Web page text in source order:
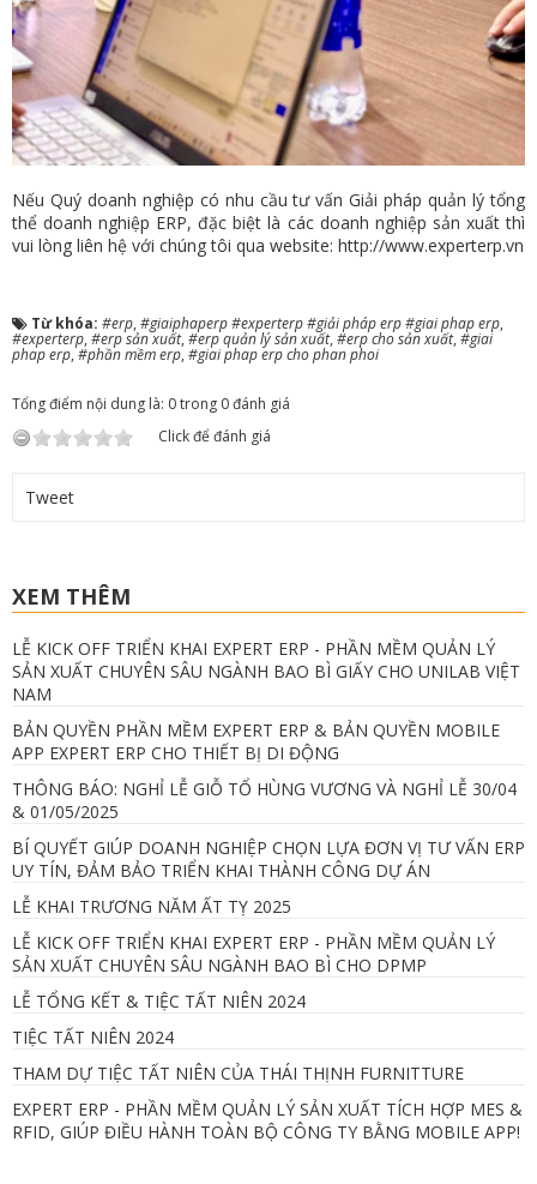
Nếu Quý doanh nghiệp có nhu cầu tư vấn Giải pháp quản lý tổng
thể doanh nghiệp ERP, đặc biệt là các doanh nghiệp sản xuất thì
vui lòng liên hệ với chúng tôi qua website: http://www.experterp.vn
Từ khóa: #erp, #giaiphaperp #experterp #giải pháp erp #giai phap erp,
#experterp, #erp sản xuất, #erp quản lý sản xuất, #erp cho sản xuất, #giai
phap erp,#phần mềm erp, #giai phap erp cho phan phoi
Tổng điểm nội dung là: 0 trong 0 đánh giá
Click để đánh giá
Tweet
XEM THÊM
LỄ KICK OFF TRIỂN KHAI EXPERT ERP - PHẦN MỀM QUẢN LÝ
SẢN XUẤT CHUYÊN SÂU NGÀNH BAO BÌ GIẤY CHO UNILAB VIỆT
NAM
BẢN QUYỀN PHẦN MỀM EXPERT ERP & BẢN QUYỀN MOBILE
APP EXPERT ERP CHO THIẾT BỊ DI ĐỘNG
THÔNG BÁO: NGHỈ LỄ GIỖ TỔ HÙNG VƯƠNG VÀ NGHỈ LỄ 30/04
& 01/05/2025
BÍ QUYẾT GIÚP DOANH NGHIỆP CHỌN LỰA ĐƠN VỊ TƯ VẤN ERP
UY TÍN, ĐẢM BẢO TRIỂN KHAI THÀNH CÔNG DỰ ÁN
LỄ KHAI TRƯƠNG NĂM ẤT TỴ 2025
LỄ KICK OFF TRIỂN KHAI EXPERT ERP - PHẦN MỀM QUẢN LÝ
SẢN XUẤT CHUYÊN SÂU NGÀNH BAO BÌ CHO DPMP
LỄ TỔNG KẾT & TIỆC TẤT NIÊN 2024
TIỆC TẤT NIÊN 2024
THAM DỰ TIỆC TẤT NIÊN CỦA THÁI THỊNH FURNITTURE
EXPERT ERP - PHẦN MỀM QUẢN LÝ SẢN XUẤT TÍCH HỢP MES &
RFID, GIÚP ĐIỀU HÀNH TOÀN BỘ CÔNG TY BẰNG MOBILE APP!